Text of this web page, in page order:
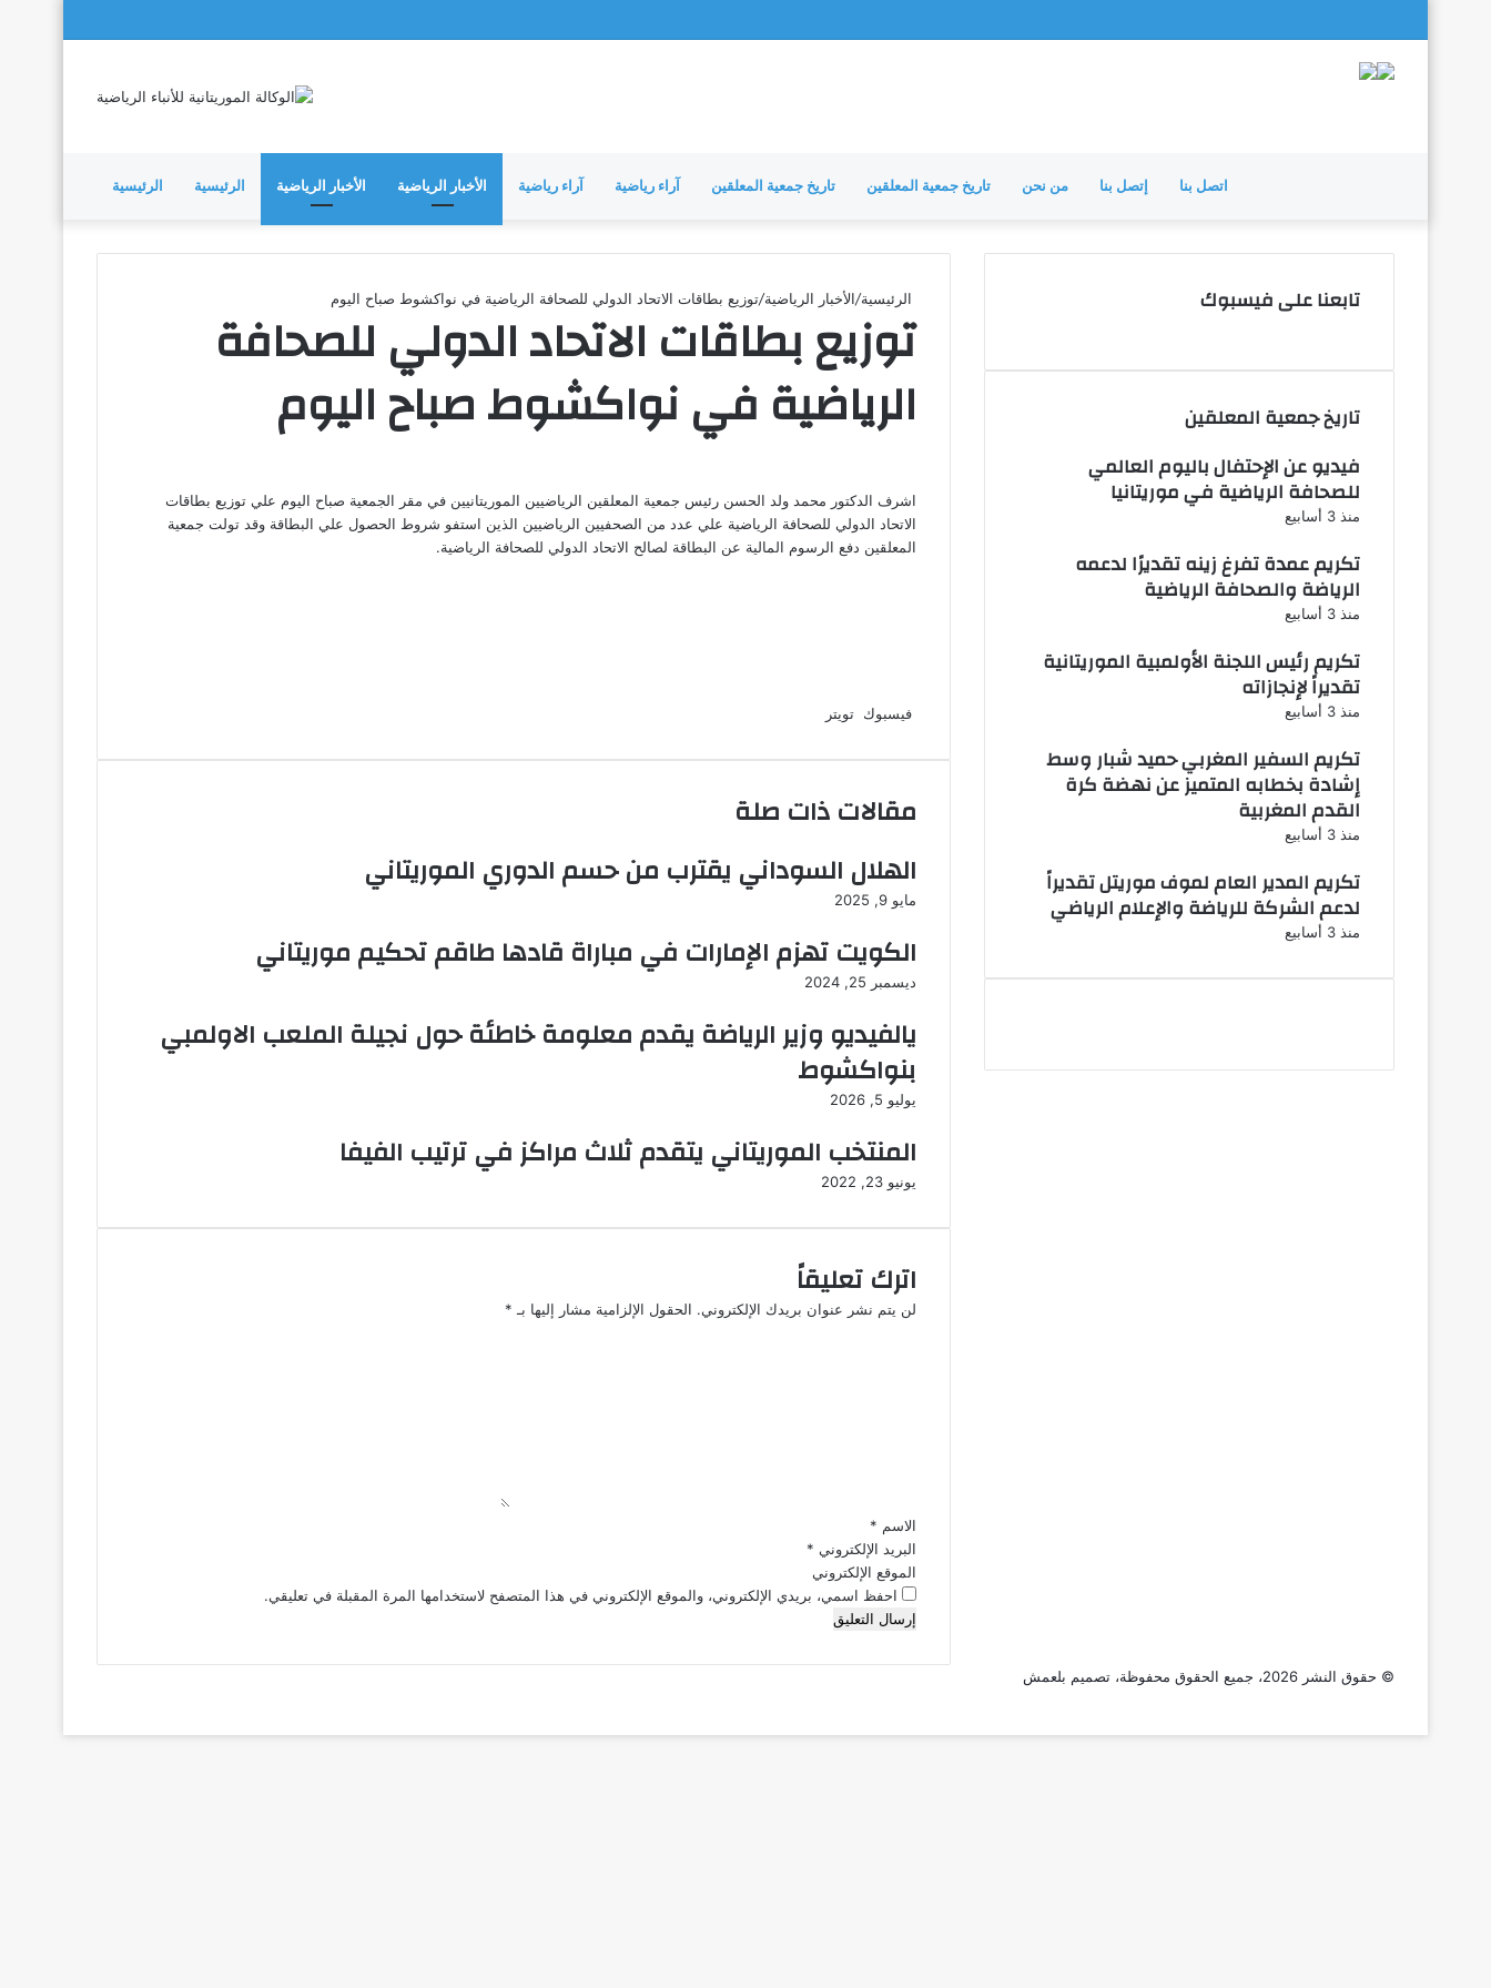
الرئيسية الرئيسية الأخبار الرياضية الأخبار الرياضية آراء رياضية آراء رياضية تاريخ جمعية المعلقين تاريخ جمعية المعلقين من نحن إتصل بنا اتصل بنا
الرئيسية/الأخبار الرياضية/توزيع بطاقات الاتحاد الدولي للصحافة الرياضية في نواكشوط صباح اليوم
توزيع بطاقات الاتحاد الدولي للصحافة
الرياضية في نواكشوط صباح اليوم
اشرف الدكتور محمد ولد الحسن رئيس جمعية المعلقين الرياضيين الموريتانيين في مقر الجمعية صباح اليوم علي توزيع بطاقات
الاتحاد الدولي للصحافة الرياضية علي عدد من الصحفيين الرياضيين الذين استفو شروط الحصول علي البطاقة وقد تولت جمعية
المعلقين دفع الرسوم المالية عن البطاقة لصالح الاتحاد الدولي للصحافة الرياضية.
فيسبوك تويتر
البريد
مقالات ذات صلة
الهلال السوداني يقترب من حسم الدوري الموريتاني
مايو 9, 2025
الكويت تهزم الإمارات في مباراة قادها طاقم تحكيم موريتاني
ديسمبر 25, 2024
يالفيديو وزير الرياضة يقدم معلومة خاطئة حول نجيلة الملعب الاولمبي
بنواكشوط
يوليو 5, 2026
المنتخب الموريتاني يتقدم ثلاث مراكز في ترتيب الفيفا
يونيو 23, 2022
اترك تعليقاً
لن يتم نشر عنوان بريدك الإلكتروني. الحقول الإلزامية مشار إليها بـ *
الاسم *
البريد الإلكتروني *
الموقع الإلكتروني
احفظ اسمي، بريدي الإلكتروني، والموقع الإلكتروني في هذا المتصفح لاستخدامها المرة المقبلة في تعليقي.
تابعنا على فيسبوك
تاريخ جمعية المعلقين
فيديو عن الإحتفال باليوم العالمي
للصحافة الرياضية في موريتانيا
منذ 3 أسابيع
تكريم عمدة تفرغ زينه تقديرًا لدعمه
الرياضة والصحافة الرياضية
منذ 3 أسابيع
تكريم رئيس اللجنة الأولمبية الموريتانية
تقديراً لإنجازاته
منذ 3 أسابيع
تكريم السفير المغربي حميد شبار وسط
إشادة بخطابه المتميز عن نهضة كرة
القدم المغربية
منذ 3 أسابيع
تكريم المدير العام لموف موريتل تقديراً
لدعم الشركة للرياضة والإعلام الرياضي
منذ 3 أسابيع
© حقوق النشر 2026، جميع الحقوق محفوظة، تصميم
بلعمش